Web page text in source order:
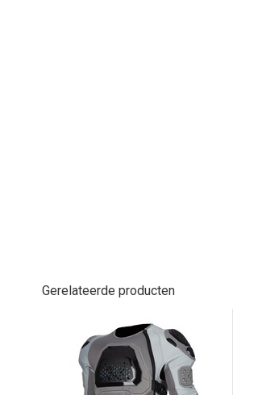
Gerelateerde producten